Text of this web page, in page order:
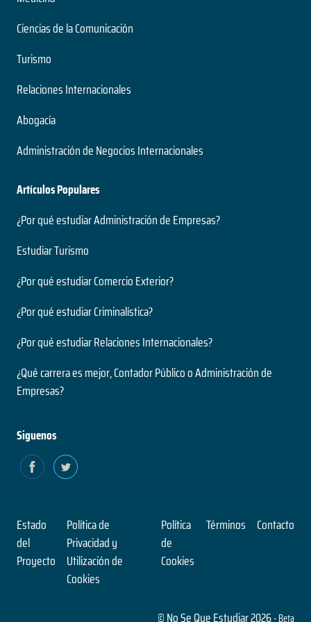
Presencial
Modalidad
Ingeniería Civil Acústica
5 años
Duración
Grado
Nivel
Modalidad
Ingeniería Civil Electrónica
Duración
Nivel
Modalidad
Ingeniería Civil en Informática
Duración
Grado
Nivel
Ingeniería Civil en Obras Civiles
2 años
Duración
Magíster
Nivel
Presencial
Modalidad
Neurociencias
Duración
Nivel
Modalidad
Duración
Nivel
Presencial
Pensamiento Contemporáneo
1 años
Magíster
Nivel
Presencial
Modalidad
Profesional en Medicina Preventiva
Ciencias de la Comunicación
Turismo
Relaciones Internacionales
Abogacía
Administración de Negocios Internacionales
Artículos Populares
¿Por qué estudiar Administración de Empresas?
Estudiar Turismo
¿Por qué estudiar Comercio Exterior?
¿Por qué estudiar Criminalística?
¿Por qué estudiar Relaciones Internacionales?
¿Qué carrera es mejor, Contador Público o Administración de
Empresas?
Siguenos
Estado
del
Proyecto
Política de
Privacidad y
Utilización de
Cookies
Política
de
Cookies
Términos Contacto
© No Se Que Estudiar 2026- Beta